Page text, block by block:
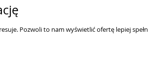
Pozwoli to nam wyświetlić ofertę lepiej